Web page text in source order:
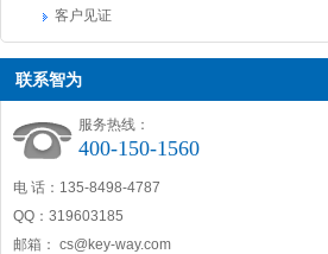
客户见证
联系智为
服务热线：
400-150-1560
电 话：135-8498-4787
QQ：319603185
邮箱： cs@key-way.com